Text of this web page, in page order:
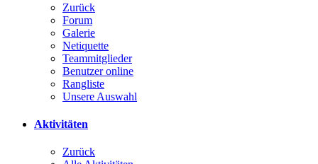
Zurück
Forum
Galerie
Netiquette
Teammitglieder
Benutzer online
Rangliste
Unsere Auswahl
Aktivitäten
Zurück